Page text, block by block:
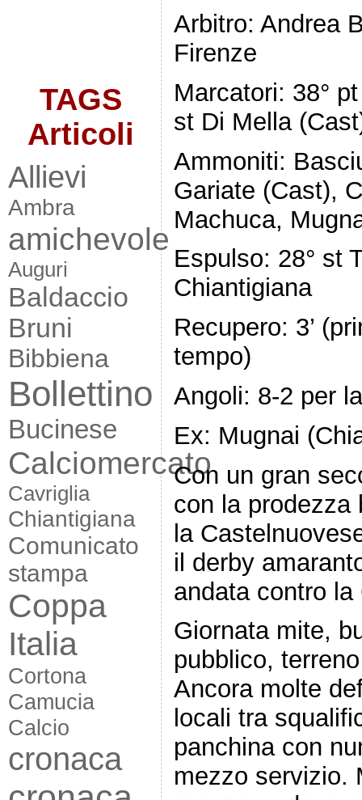
TAGS
Articoli
Allievi
Ambra
amichevole
Auguri
Baldaccio
Bruni
Bibbiena
Bollettino
Bucinese
Calciomercato
Cavriglia
Chiantigiana
Comunicato
stampa
Coppa
Italia
Cortona
Camucia
Calcio
cronaca
Arbitro: Andrea
Firenze
Marcatori: 38°
st Di Mella
Ammoniti:
Gariate (Cast),
Machuca,
Espulso: 28° st
Chiantigiana
Recupero: 3’
tempo)
Angoli: 8-2 per
Ex: Mugnai
Con un gran
con la prodezza
la
il derby
andata contro
Giornata mite,
pubblico,
Ancora molte
locali tra
panchina con
mezzo servizio.